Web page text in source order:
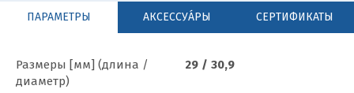
ПАРАМЕТРЫ АКСЕССУА́РЫ СЕРТИФИКАТЫ
Размеры [мм] (длина /
диаметр)
29 / 30,9